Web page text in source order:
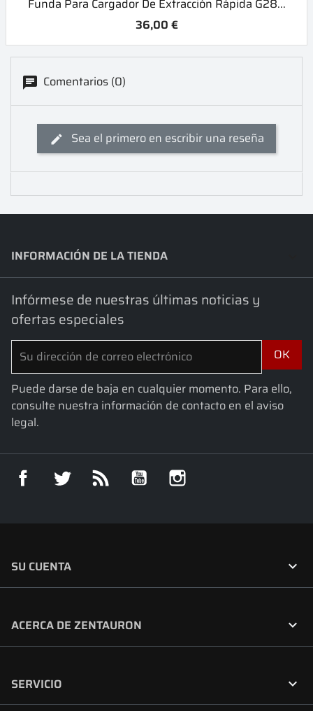
Funda Para Cargador De Extracción Rápida G28...
36,00 €
Comentarios (0)
Sea el primero en escribir una reseña
INFORMACIÓN DE LA TIENDA
Infórmese de nuestras últimas noticias y
ofertas especiales
Puede darse de baja en cualquier momento. Para ello,
consulte nuestra información de contacto en el aviso
legal.
Facebook Twitter YouTube
SU CUENTA 
ACERCA DE ZENTAURON 
SERVICIO 